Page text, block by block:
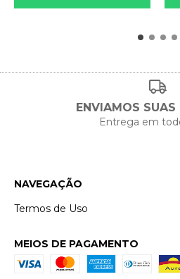
ENVIAMOS SUAS
Entrega em
NAVEGAÇÃO
Termos de Uso
MEIOS DE PAGAMENTO